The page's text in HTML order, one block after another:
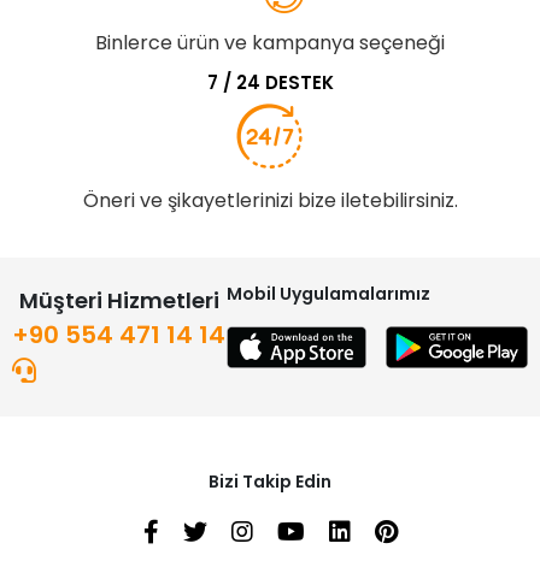
Binlerce ürün ve kampanya seçeneği
7 / 24 DESTEK
Öneri ve şikayetlerinizi bize iletebilirsiniz.
Müşteri Hizmetleri
+90 554 471 14 14
Mobil Uygulamalarımız
Bizi Takip Edin